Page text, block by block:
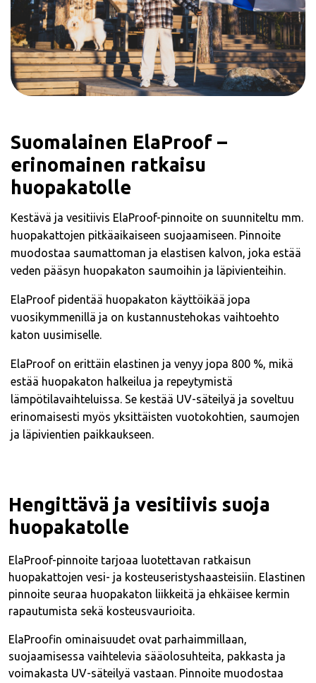
Suomalainen ElaProof –
erinomainen ratkaisu
huopakatolle
Kestävä ja vesitiivis ElaProof-pinnoite on suunniteltu mm.
huopakattojen pitkäaikaiseen suojaamiseen. Pinnoite
muodostaa saumattoman ja elastisen kalvon, joka estää
veden pääsyn huopakaton saumoihin ja läpivienteihin.
ElaProof pidentää huopakaton käyttöikää jopa
vuosikymmenillä ja on kustannustehokas vaihtoehto
katon uusimiselle.
ElaProof on erittäin elastinen ja venyy jopa 800 %, mikä
estää huopakaton halkeilua ja repeytymistä
lämpötilavaihteluissa. Se kestää UV-säteilyä ja soveltuu
erinomaisesti myös yksittäisten vuotokohtien, saumojen
ja läpivientien paikkaukseen.
Hengittävä ja vesitiivis suoja
huopakatolle
ElaProof-pinnoite tarjoaa luotettavan ratkaisun
huopakattojen vesi- ja kosteuseristyshaasteisiin. Elastinen
pinnoite seuraa huopakaton liikkeitä ja ehkäisee kermin
rapautumista sekä kosteusvaurioita.
ElaProofin ominaisuudet ovat parhaimmillaan,
suojaamisessa vaihtelevia sääolosuhteita, pakkasta ja
voimakasta UV-säteilyä vastaan. Pinnoite muodostaa